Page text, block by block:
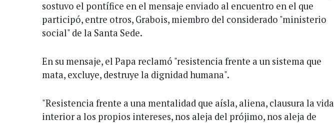
sostuvo el pontífice en el mensaje enviado al encuentro en el que
participó, entre otros, Grabois, miembro del considerado "ministerio
social" de la Santa Sede.
En su mensaje, el Papa reclamó "resistencia frente a un sistema que
mata, excluye, destruye la dignidad humana".
"Resistencia frente a una mentalidad que aísla, aliena, clausura la vida
interior a los propios intereses, nos aleja del prójimo, nos aleja de